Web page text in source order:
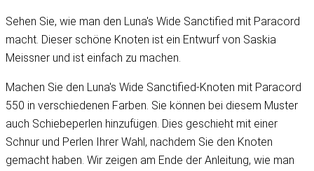
Sehen Sie, wie man den Luna's Wide Sanctified mit Paracord
macht. Dieser schöne Knoten ist ein Entwurf von Saskia
Meissner und ist einfach zu machen.
Machen Sie den Luna's Wide Sanctified-Knoten mit Paracord
550 in verschiedenen Farben. Sie können bei diesem Muster
auch Schiebeperlen hinzufügen. Dies geschieht mit einer
Schnur und Perlen Ihrer Wahl, nachdem Sie den Knoten
gemacht haben. Wir zeigen am Ende der Anleitung, wie man